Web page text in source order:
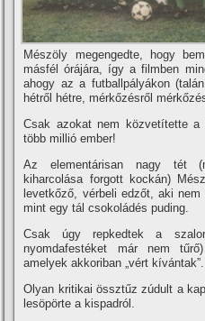
Mészöly megengedte, hogy
másfél órájára, í­gy a filmben
ahogy az a futballpályákon
hétről hétre, mérkőzésről
Csak azokat nem közvetí­tette a
több millió ember!
Az elementárisan nagy tét
kiharcolása forgott kockán)
levetkőző, vérbeli edzőt, aki
mint egy tál csokoládés puding.
Csak úgy repkedtek a
nyomdafestéket már nem
amelyek akkoriban „vért kí­vántak”.
Olyan kritikai össztűz zúdult a
lesöpörte a kispadról.